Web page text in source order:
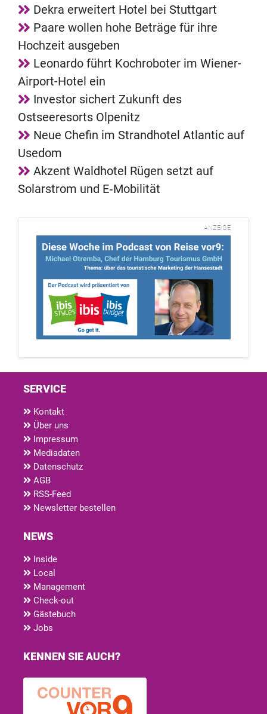
Dekra erweitert Hotel bei Stuttgart
Paare wollen hohe Beträge für ihre
Hochzeit ausgeben
Leonardo führt Kochroboter im Wiener-
Airport-Hotel ein
Investor sichert Zukunft des
Ostseeresorts Olpenitz
Neue Chefin im Strandhotel Atlantic auf
Usedom
Akzent Waldhotel Rügen setzt auf
Solarstrom und E‑Mobilität
ANZEIGE
SERVICE
Kontakt
Über uns
Impressum
Mediadaten
Datenschutz
AGB
RSS-Feed
Newsletter bestellen
NEWS
Inside
Local
Management
Check-out
Gästebuch
Jobs
KENNEN SIE AUCH?